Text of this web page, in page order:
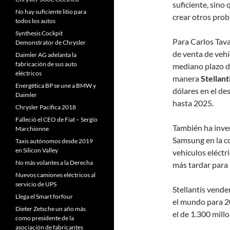
suficiente, sino
crear otros
Para Carlos
de venta de
mediano plazo
manera
dólares en el
hasta 2025.
También ha
Samsung en la
vehículos
más tardar
Stellantis
el mundo para
el de 1.300
No hay suficiente litio para
todos los autos
Synthesis Cockpit
Demonstrator de Chrysler
Daimler AG adelanta la
fabricación de sus auto
eléctricos
Energética BP se une a BMW y
Daimler
Chrysler Pacifica 2018
Falleció el CEO de Fiat – Sergio
Marchionne
Taxis autónomos desde 2019
en Silicon Valley
No más volantes a la Derecha
Nuevos camiones eléctricos al
servicio de UPS
Llega el Smart forfour
Dieter Zetsche un año más
como presidente de la
asociación de fabricantes